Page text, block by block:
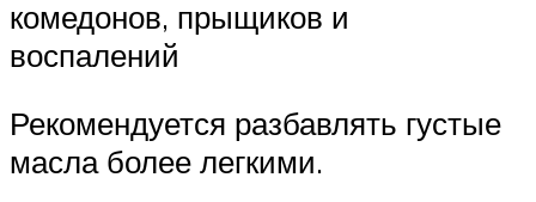
комедонов, прыщиков и
воспалений
Рекомендуется разбавлять густые
масла более легкими.